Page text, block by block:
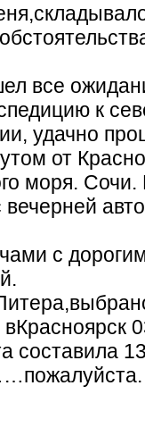
все
к
удачно
от
моря. Сочи.
с
составила